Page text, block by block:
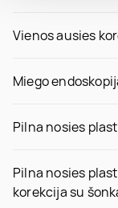
Vienos ausies
Miego
Pilna nosies
Pilna nosies
korekcija su